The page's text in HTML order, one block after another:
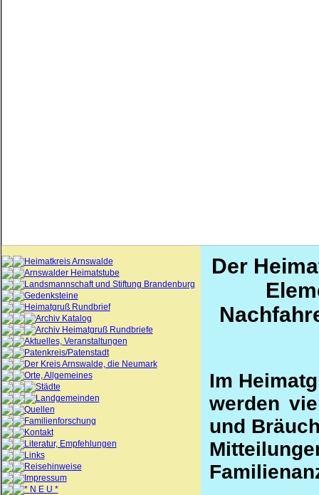
Heimatkreis Arnswalde
Arnswalder Heimatstube
Landsmannschaft und Stiftung Brandenburg
Gedenksteine
Heimatgruß Rundbrief
Archiv Katalog
Archiv Heimatgruß Rundbriefe
Aktuelles, Veranstaltungen
Patenkreis/Patenstadt
Der Kreis Arnswalde, die Neumark
Orte, Allgemeines
Städte
Landgemeinden
Quellen
Familienforschung
Kontakt
Literatur, Empfehlungen
Links
Reisehinweise
Impressum
* N E U *
Der
Im
werden
und